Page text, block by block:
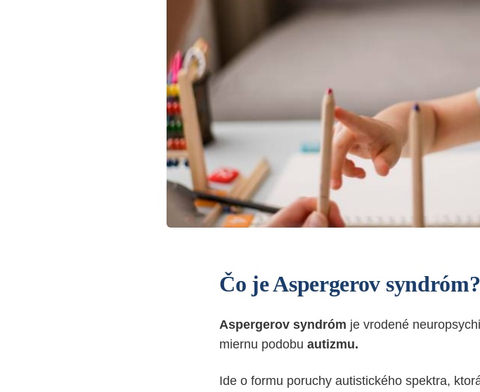
Čo je Aspergerov syndróm?
Aspergerov syndróm je vrodené
miernu podobu autizmu.
Ide o formu poruchy autistického spektra,